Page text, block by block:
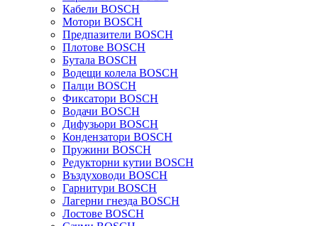
Кабели BOSCH
Мотори BOSCH
Предпазители BOSCH
Плотове BOSCH
Бутала BOSCH
Водещи колела BOSCH
Палци BOSCH
Фиксатори BOSCH
Водачи BOSCH
Дифузьори BOSCH
Кондензатори BOSCH
Пружини BOSCH
Редукторни кутии BOSCH
Въздуховоди BOSCH
Гарнитури BOSCH
Лагерни гнезда BOSCH
Лостове BOSCH